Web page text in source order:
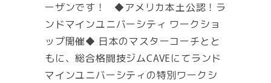
ーザンです！ ◆アメリカ本土公認！ラ
ンドマインユニバーシティ ワークショ
ップ開催◆ 日本のマスターコーチとと
もに、総合格闘技ジムCAVEにてランド
マインユニバーシティの特別ワークシ